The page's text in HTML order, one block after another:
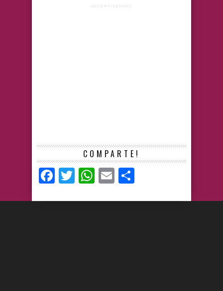
ADVERTISEMENT
COMPARTE!
Facebook
TwitterWhatsApp
Email